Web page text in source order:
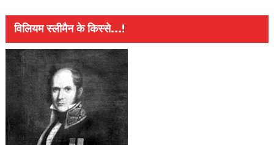
विलियम स्लीमैन के किस्से...!